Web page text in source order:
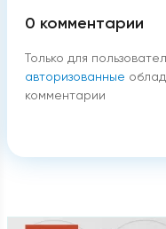
0 комментарии
Только для
авторизованные
комментарии